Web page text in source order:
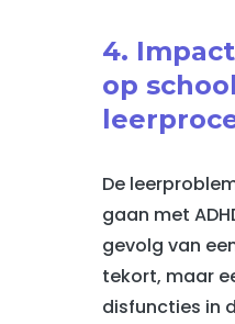
4.
op
De
gaan met
gevolg van
tekort, maar
disfuncties in